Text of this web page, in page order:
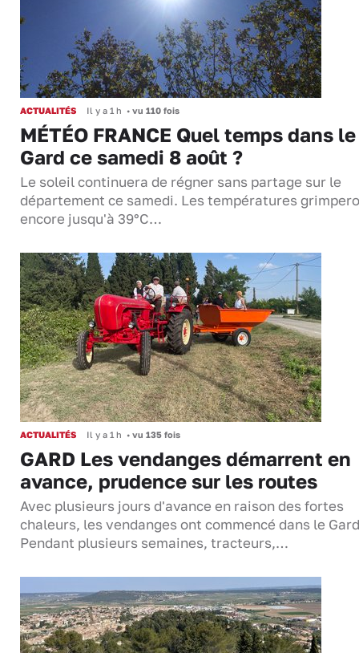
ACTUALITÉS Il y a 1 h • vu 110 fois
MÉTÉO FRANCE Quel temps dans le
Gard ce samedi 8 août ?
Le soleil continuera de régner sans partage sur le
département ce samedi. Les températures
encore jusqu'à 39°C…
ACTUALITÉS Il y a 1 h • vu 135 fois
GARD Les vendanges démarrent en
avance, prudence sur les routes
Avec plusieurs jours d'avance en raison des fortes
chaleurs, les vendanges ont commencé dans le
Pendant plusieurs semaines, tracteurs,…